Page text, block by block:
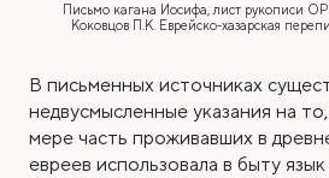
Письмо кагана Иосифа, лист рукописи
Коковцов П.К. Еврейско-хазарская
В письменных источниках
недвусмысленные указания на
мере часть проживавших в
евреев использовала в быту